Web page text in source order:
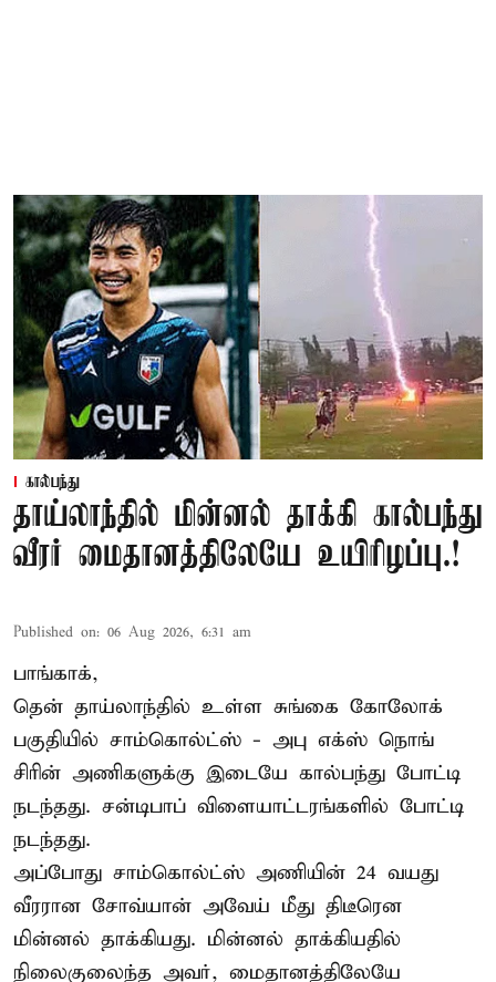
கால்பந்து
தாய்லாந்தில் மின்னல் தாக்கி கால்பந்து
வீரர் மைதானத்திலேயே உயிரிழப்பு.!
Published on: 06 Aug 2026, 6:31 am
பாங்காக்,
தென் தாய்லாந்தில் உள்ள சுங்கை கோலோக்
பகுதியில் சாம்கொல்ட்ஸ் - அபு எக்ஸ் நொங்
சிரின் அணிகளுக்கு இடையே கால்பந்து போட்டி
நடந்தது. சன்டிபாப் விளையாட்டரங்களில் போட்டி
நடந்தது.
அப்போது சாம்கொல்ட்ஸ் அணியின் 24 வயது
வீரரான சோவ்யான் அவேய் மீது திடீரென
மின்னல் தாக்கியது. மின்னல் தாக்கியதில்
நிலைகுலைந்த அவர், மைதானத்திலேயே